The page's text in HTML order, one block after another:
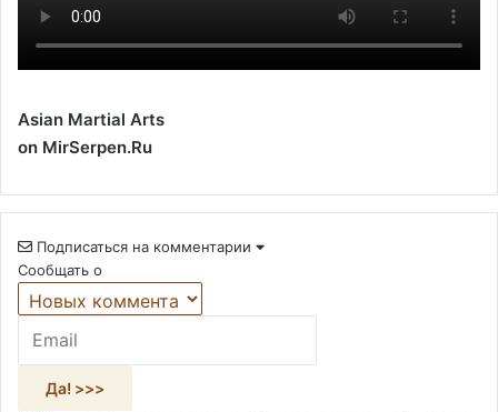
Asian Martial Arts
on MirSerpen.Ru
Подписаться на комментарии
Сообщать о